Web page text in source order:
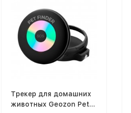
Трекер для домашних
животных Geozon Pet